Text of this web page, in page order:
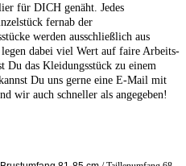
für DICH genäht. Jedes
fernab der
werden ausschließlich aus
dabei viel Wert auf faire Arbeits-
Du das Kleidungsstück zu einem
Du uns gerne eine E-Mail mit
wir auch schneller als angegeben!